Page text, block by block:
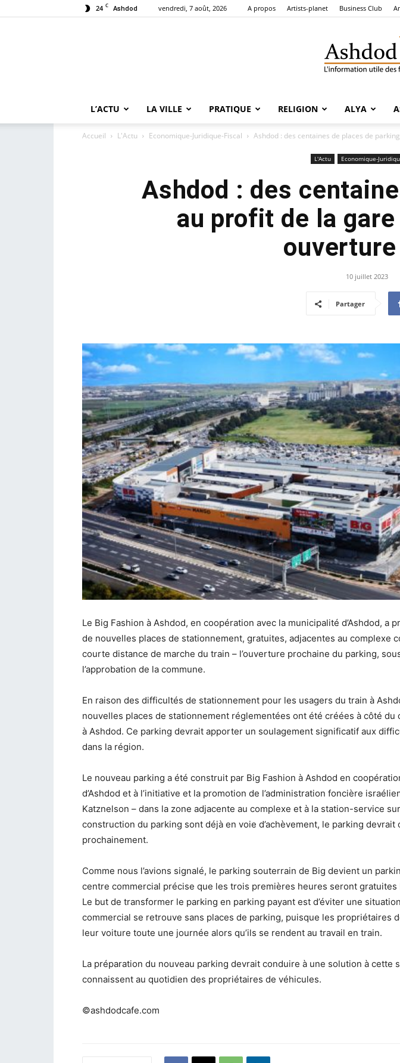
24 C Ashdod vendredi, 7 août, 2026 A propos Artists-planet Business Club
L’ACTU LA VILLE PRATIQUE RELIGION ALYA
Accueil L'Actu Economique-Juridique-Fiscal Ashdod : des centaines de places de
L'Actu Economique-
Ashdod : des
au profit de la
10 juillet 2023
Partager
Le Big Fashion à Ashdod, en coopération avec la municipalité d’Ashdod, a
de nouvelles places de stationnement, gratuites, adjacentes au complexe
courte distance de marche du train – l’ouverture prochaine du parking,
l’approbation de la commune.
En raison des difficultés de stationnement pour les usagers du train à
nouvelles places de stationnement réglementées ont été créées à côté du
à Ashdod. Ce parking devrait apporter un soulagement significatif aux
dans la région.
Le nouveau parking a été construit par Big Fashion à Ashdod en
d’Ashdod et à l’initiative et la promotion de l’administration foncière
Katznelson – dans la zone adjacente au complexe et à la station-service
construction du parking sont déjà en voie d’achèvement, le parking devrait
prochainement.
Comme nous l’avions signalé, le parking souterrain de Big devient un
centre commercial précise que les trois premières heures seront gratuites
Le but de transformer le parking en parking payant est d’éviter une
commercial se retrouve sans places de parking, puisque les propriétaires
leur voiture toute une journée alors qu’ils se rendent au travail en train.
La préparation du nouveau parking devrait conduire à une solution à cette
connaissent au quotidien des propriétaires de véhicules.
©ashdodcafe.com